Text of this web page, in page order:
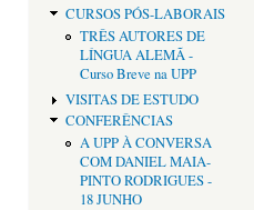
CURSOS PÓS-LABORAIS
TRÊS AUTORES DE
LÍNGUA ALEMÃ -
Curso Breve na UPP
VISITAS DE ESTUDO
CONFERÊNCIAS
A UPP À CONVERSA
COM DANIEL MAIA-
PINTO RODRIGUES -
18 JUNHO